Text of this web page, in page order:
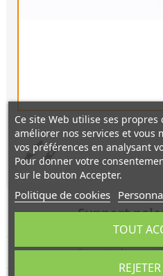
Support
Support pales
Ce site Web utilise ses
améliorer nos services et vous
vos préférences en analysant
Pour donner votre
sur le bouton Accepter.
Politique de cookies
TOUT